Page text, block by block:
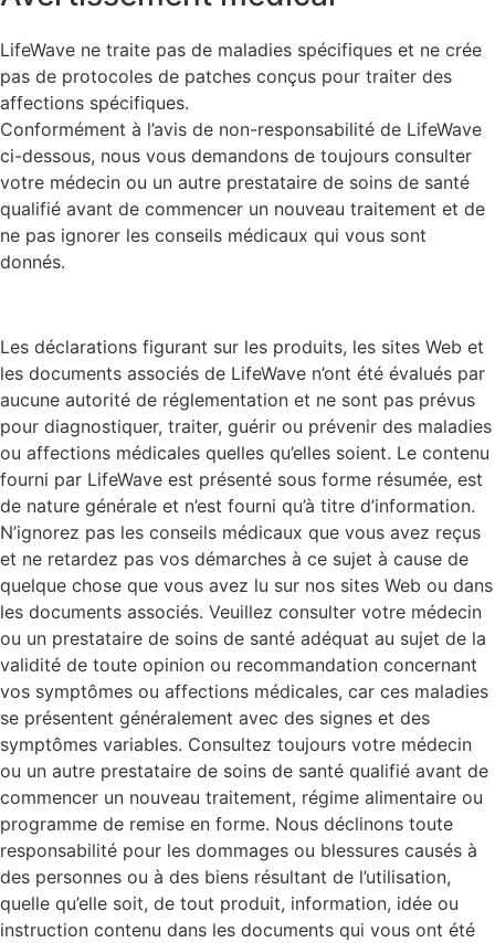
LifeWave ne traite pas de maladies spécifiques et ne crée
pas de protocoles de patches conçus pour traiter des
affections spécifiques.
Conformément à l’avis de non-responsabilité de LifeWave
ci-dessous, nous vous demandons de toujours consulter
votre médecin ou un autre prestataire de soins de santé
qualifié avant de commencer un nouveau traitement et de
ne pas ignorer les conseils médicaux qui vous sont
donnés.
Les déclarations figurant sur les produits, les sites Web et
les documents associés de LifeWave n’ont été évalués par
aucune autorité de réglementation et ne sont pas prévus
pour diagnostiquer, traiter, guérir ou prévenir des maladies
ou affections médicales quelles qu’elles soient. Le contenu
fourni par LifeWave est présenté sous forme résumée, est
de nature générale et n’est fourni qu’à titre d’information.
N’ignorez pas les conseils médicaux que vous avez reçus
et ne retardez pas vos démarches à ce sujet à cause de
quelque chose que vous avez lu sur nos sites Web ou dans
les documents associés. Veuillez consulter votre médecin
ou un prestataire de soins de santé adéquat au sujet de la
validité de toute opinion ou recommandation concernant
vos symptômes ou affections médicales, car ces maladies
se présentent généralement avec des signes et des
symptômes variables. Consultez toujours votre médecin
ou un autre prestataire de soins de santé qualifié avant de
commencer un nouveau traitement, régime alimentaire ou
programme de remise en forme. Nous déclinons toute
responsabilité pour les dommages ou blessures causés à
des personnes ou à des biens résultant de l’utilisation,
quelle qu’elle soit, de tout produit, information, idée ou
instruction contenu dans les documents qui vous ont été